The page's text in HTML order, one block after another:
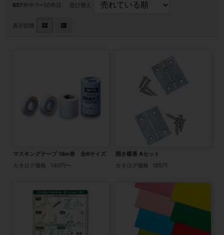
657件中 1〜50件目 並び替え
表示切替
マスキングテープ 18m巻 全6サイズ
カタログ価格
140円〜
開き蝶番 Aセット
カタログ価格
195円